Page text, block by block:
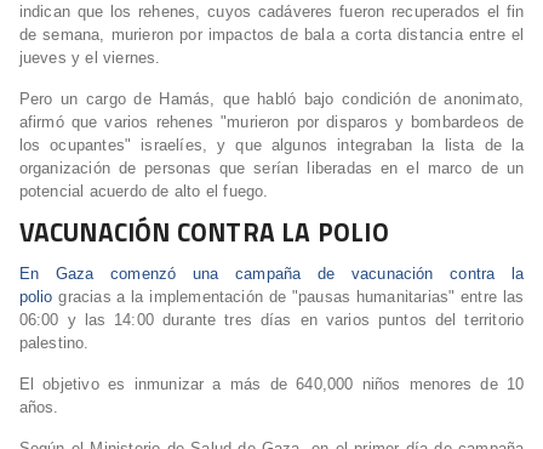
indican que los rehenes, cuyos cadáveres fueron recuperados el fin
de semana, murieron por impactos de bala a corta distancia entre el
jueves y el viernes.
Pero un cargo de Hamás, que habló bajo condición de anonimato,
afirmó que varios rehenes "murieron por disparos y bombardeos de
los ocupantes" israelíes, y que algunos integraban la lista de la
organización de personas que serían liberadas en el marco de un
potencial acuerdo de alto el fuego.
VACUNACIÓN CONTRA LA POLIO
En Gaza comenzó una campaña de vacunación contra la
polio gracias a la implementación de "pausas humanitarias" entre las
06:00 y las 14:00 durante tres días en varios puntos del territorio
palestino.
El objetivo es inmunizar a más de 640,000 niños menores de 10
años.